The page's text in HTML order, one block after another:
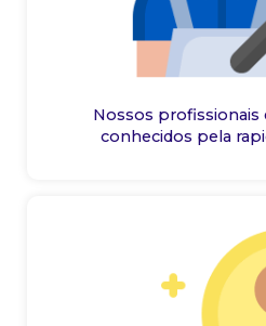
Nossos profissionais
conhecidos pela